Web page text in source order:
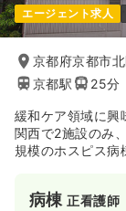
エージェント求人
京都府京都市
京都駅
25分
緩和ケア領域に興
関西で2施設のみ
規模のホスピス
病棟正看護師